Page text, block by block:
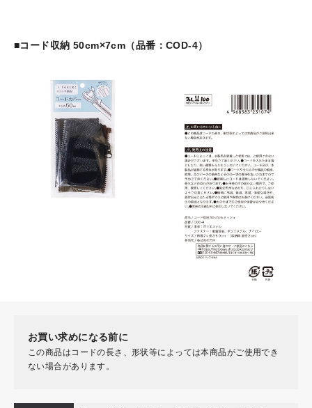
■コード収納 50cm×7cm（品番：COD-4）
お買い求めになる前に
この商品はコードの長さ、形状等によっては本商品がご使用でき
ない場合があります。